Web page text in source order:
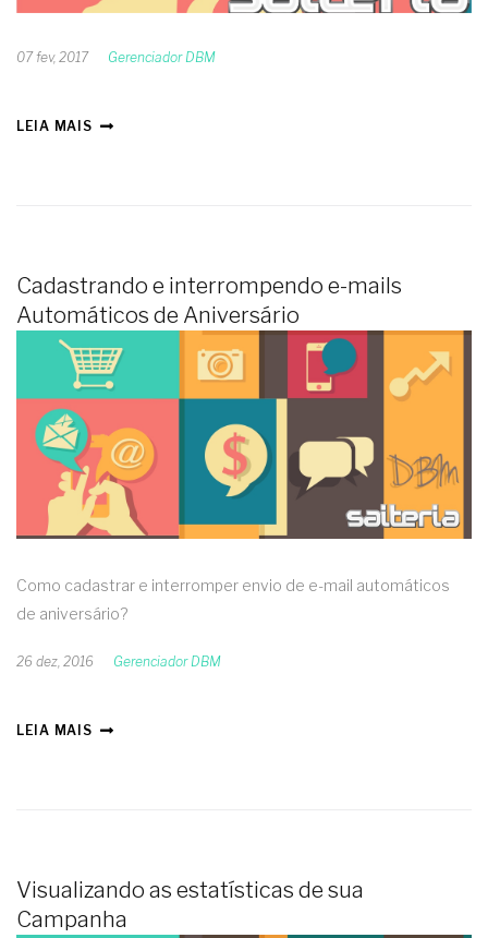
07 fev, 2017 Gerenciador DBM
LEIA MAIS
Cadastrando e interrompendo e-mails
Automáticos de Aniversário
Como cadastrar e interromper envio de e-mail automáticos
de aniversário?
26 dez, 2016 Gerenciador DBM
LEIA MAIS
Visualizando as estatísticas de sua
Campanha